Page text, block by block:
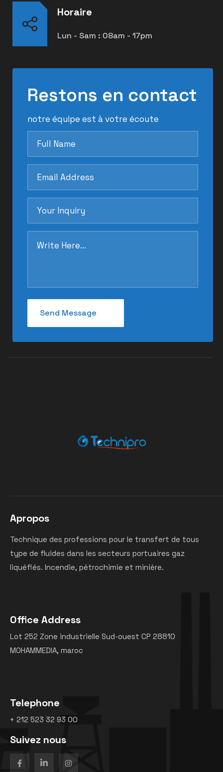
Horaire
Lun - Sam : 08am - 17pm
Restons en contact
notre équipe est à votre écoute
Apropos
Technique des professions pour le transfert de tous
type de fluides dans les secteurs portuaires gaz
liquéfiés. Incendie, pétrochimie et minière.
Office Address
Lot 252 Zone industrielle Sud-ouest CP 28810
MOHAMMEDIA, maroc
Telephone
+ 212 523 32 93 00
Suivez nous